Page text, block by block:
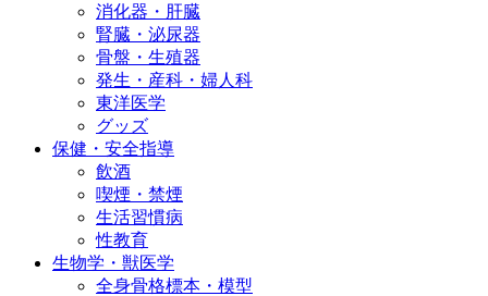
消化器・肝臓
腎臓・泌尿器
骨盤・生殖器
発生・産科・婦人科
東洋医学
グッズ
保健・安全指導
飲酒
喫煙・禁煙
生活習慣病
性教育
生物学・獣医学
全身骨格標本・模型